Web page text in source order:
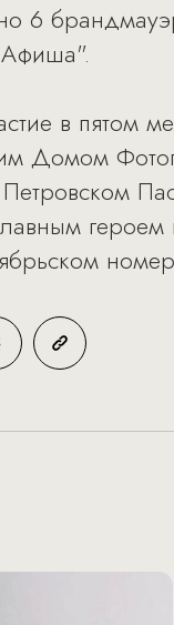
6
в пятом
Домом
героем